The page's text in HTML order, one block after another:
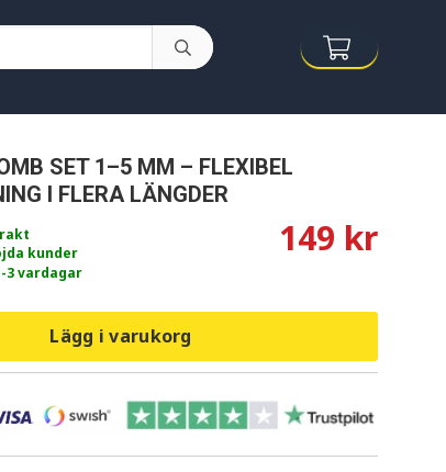
SET 1–5 MM – FLEXIBEL
I FLERA LÄNGDER
kunder
3 vardagar
149 kr
Lägg i varukorg